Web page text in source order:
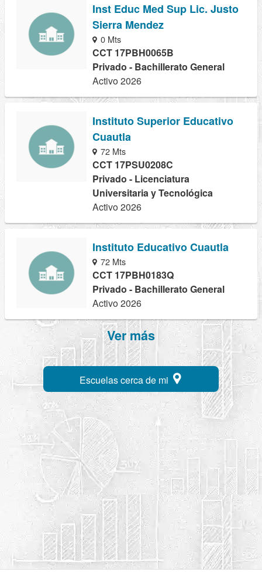
Inst Educ Med Sup Lic. Justo
Sierra Mendez
0 Mts
CCT 17PBH0065B
Privado - Bachillerato General
Activo 2026
Instituto Superior Educativo
Cuautla
72 Mts
CCT 17PSU0208C
Privado - Licenciatura
Universitaria y Tecnológica
Activo 2026
Instituto Educativo Cuautla
72 Mts
CCT 17PBH0183Q
Privado - Bachillerato General
Activo 2026
Ver más
Escuelas cerca de mi